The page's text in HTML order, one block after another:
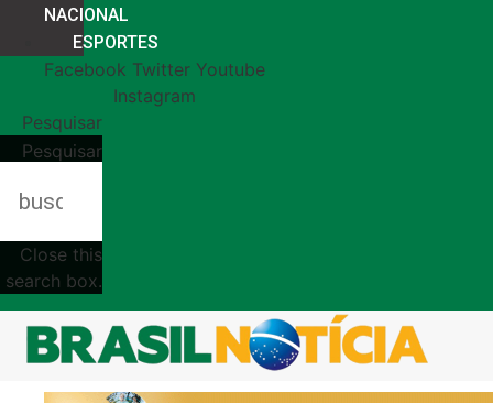
NACIONAL
ESPORTES
Facebook Twitter Youtube
Instagram
Pesquisar
Pesquisar
Close this
search box.